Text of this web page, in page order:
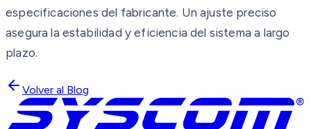
especificaciones del fabricante. Un ajuste preciso
asegura la estabilidad y eficiencia del sistema a largo
plazo.
Volver al Blog